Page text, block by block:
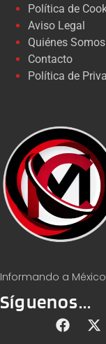
Informando a
Síguenos...
Política de
Aviso Legal
Quiénes Somos
Contacto
Política de